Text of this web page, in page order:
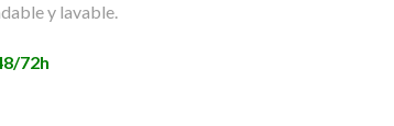
y lavable.
72h